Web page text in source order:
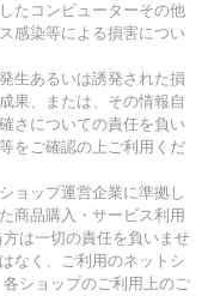
たコンピューターその他
感染等による損害につい
生あるいは誘発された損
果、または、その情報自
さについての責任を負い
をご確認の上ご利用くだ
ョップ運営企業に準拠し
商品購入・サービス利用
は一切の責任を負いませ
なく、ご利用のネットシ
ショップのご利用上のご